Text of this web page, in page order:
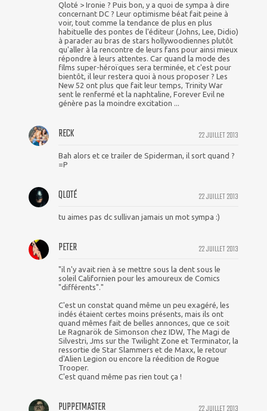
Qloté > Ironie ? Puis bon, y a quoi de sympa à dire
concernant DC ? Leur optimisme béat fait peine à
voir, tout comme la tendance de plus en plus
habituelle des pontes de l'éditeur (Johns, Lee, Didio)
à parader au bras de stars hollywoodiennes plutôt
qu'aller à la rencontre de leurs fans pour ainsi mieux
répondre à leurs attentes. Car quand la mode des
films super-héroïques sera terminée, et c'est pour
bientôt, il leur restera quoi à nous proposer ? Les
New 52 ont plus que fait leur temps, Trinity War
sent le renfermé et la naphtaline, Forever Evil ne
génère pas la moindre excitation ...
22 JUILLET 2013
RECK
Bah alors et ce trailer de Spiderman, il sort quand ?
=P
22 JUILLET 2013
QLOTÉ
tu aimes pas dc sullivan jamais un mot sympa :)
22 JUILLET 2013
PETER
"il n'y avait rien à se mettre sous la dent sous le
soleil Californien pour les amoureux de Comics
"différents"."
C'est un constat quand même un peu exagéré, les
indés étaient certes moins présents, mais ils ont
quand mêmes fait de belles annonces, que ce soit
Le Ragnarök de Simonson chez IDW, The Magi de
Silvestri, Jms sur the Twilight Zone et Terminator, la
ressortie de Star Slammers et de Maxx, le retour
d'Alien Legion ou encore la réedition de Rogue
Trooper.
C'est quand même pas rien tout ça !
PUPPETMASTER